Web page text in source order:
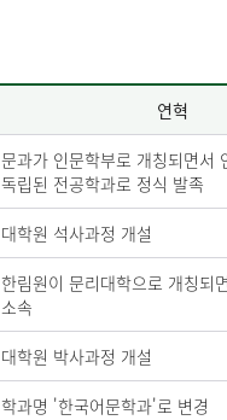
연혁
문과가 인문학부로 개칭되면서
독립된 전공학과로 정식 발족
대학원 석사과정 개설
한림원이 문리대학으로 개칭되
소속
대학원 박사과정 개설
학과명 '한국어문학과'로 변경